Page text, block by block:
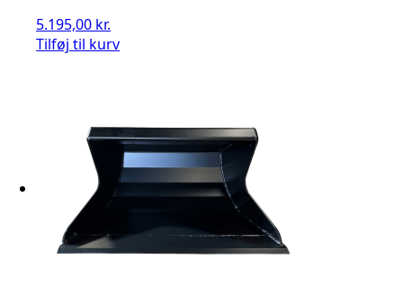
5.195,00 kr.
Tilføj til kurv